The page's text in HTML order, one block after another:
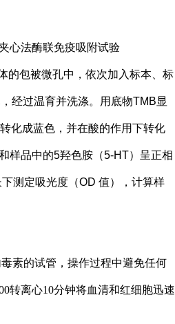
心法酶联免疫吸附试验
的包被微孔中，依次加入标本、标
经过温育并洗涤。用底物TMB显
化成蓝色，并在酸的作用下转化
样品中的5羟色胺（5-HT） 呈正相
测定吸光度（OD 值），计算样
素的试管，操作过程中避免任何
转离心10分钟将血清和红细胞迅速